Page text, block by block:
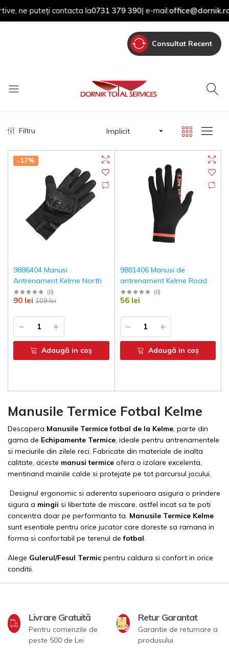
puteți contacta la0731 379 390| e-mail:office@dornik.ro
Consultat Recent
Filtru Implicit
-17%
9886404 Manusi
Antrenament Kelme North
(0)
109 lei
90 lei
Adaugă in coş
9881406 Manusi de
antrenament Kelme Road
(0)
56 lei
Adaugă in coş
Manusile Termice Fotbal Kelme
Descopera Manusile Termice fotbal de la Kelme, parte din
gama de Echipamente Termice, ideale pentru antrenamentele
si meciurile din zilele reci. Fabricate din materiale de inalta
calitate, aceste manusi termice ofera o izolare excelenta,
mentinand mainile calde si protejate pe tot parcursul jocului.
Designul ergonomic si aderenta superioara asigura o prindere
sigura a mingii si libertate de miscare, astfel incat sa te poti
concentra doar pe performanta ta. Manusile Termice Kelme
sunt esentiale pentru orice jucator care doreste sa ramana in
forma si confortabil pe terenul defotbal.
Alege Gulerul/Fesul Termic pentru caldura si confort in orice
conditii.
Livrare Gratuită
Pentru comenzile de
peste 500 de Lei
Retur Garantat
Garantie de returnare a
produsului